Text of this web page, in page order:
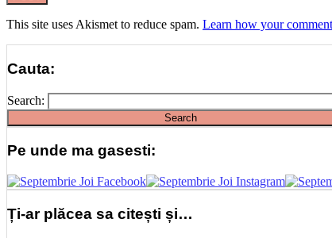
This site uses Akismet to reduce spam. Learn how your
Cauta:
Search:
Pe unde ma gasesti:
Ți-ar plăcea sa citești și…